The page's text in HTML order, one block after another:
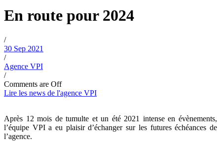
En route pour 2024
/
30 Sep 2021
/
Agence VPI
/
Comments are Off
Lire les news de l'agence VPI
Après 12 mois de tumulte et un été 2021 intense en évènements,
l’équipe VPI a eu plaisir d’échanger sur les futures échéances de
l’agence.